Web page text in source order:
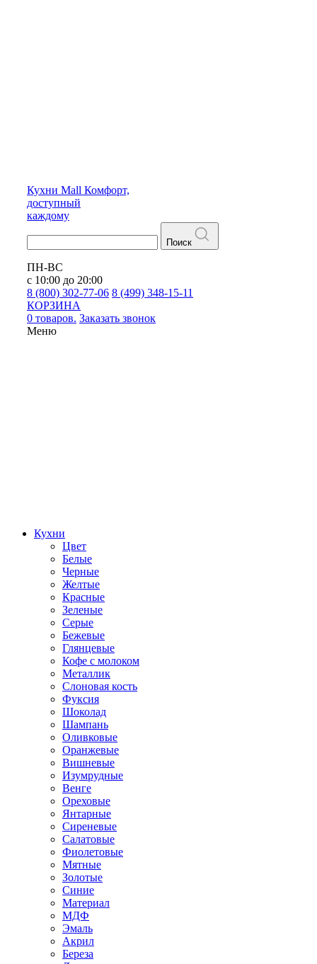
Кухни Mall Комфорт,
доступный
каждому
Поиск
ПН-ВС
с 10:00 до 20:00
8 (800) 302-77-06 8 (499) 348-15-11
КОРЗИНА
0 товаров. Заказать звонок
Меню
Кухни
Цвет
Белые
Черные
Желтые
Красные
Зеленые
Серые
Бежевые
Глянцевые
Кофе с молоком
Металлик
Слоновая кость
Фуксия
Шоколад
Шампань
Оливковые
Оранжевые
Вишневые
Изумрудные
Венге
Ореховые
Янтарные
Сиреневые
Салатовые
Фиолетовые
Мятные
Золотые
Синие
Материал
МДФ
Эмаль
Акрил
Береза